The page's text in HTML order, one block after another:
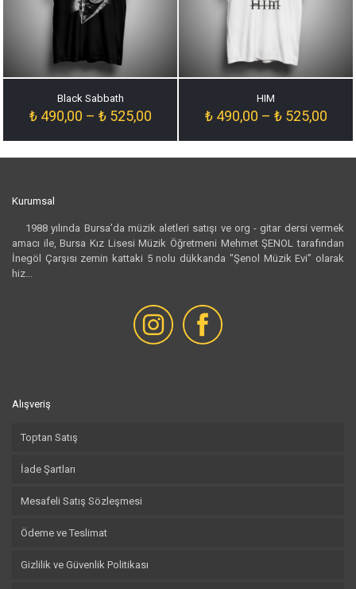
Black Sabbath
₺490,00 – ₺525,00Fiyat
₺ 490,00
-
HIM
₺490,00 – ₺525,00Fiyat
₺
-
Kurumsal
1988 yılında Bursa’da müzik aletleri satışı ve org - gitar dersi vermek
amacı ile, Bursa Kız Lisesi Müzik Öğretmeni Mehmet ŞENOL tarafından
İnegöl Çarşısı zemin kattaki 5 nolu dükkanda "Şenol Müzik Evi” olarak
hiz...
Alışveriş
Toptan Satış
İade Şartları
Mesafeli Satış Sözleşmesi
Ödeme ve Teslimat
Gizlilik ve Güvenlik Politikası